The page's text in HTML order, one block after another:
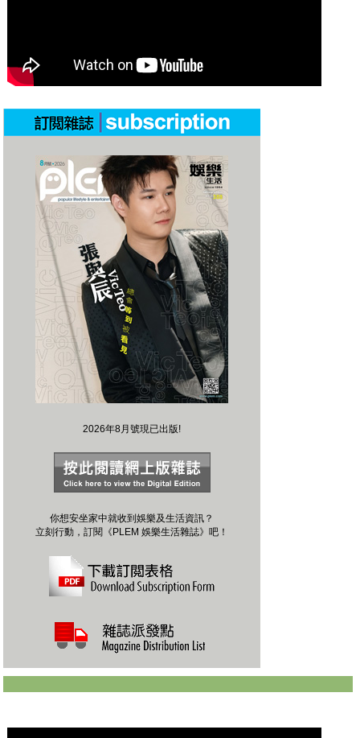
2026年8月號現已出版!
你想安坐家中就收到娛樂及生活資訊？
立刻行動，訂閱《PLEM 娛樂生活雜誌》吧！